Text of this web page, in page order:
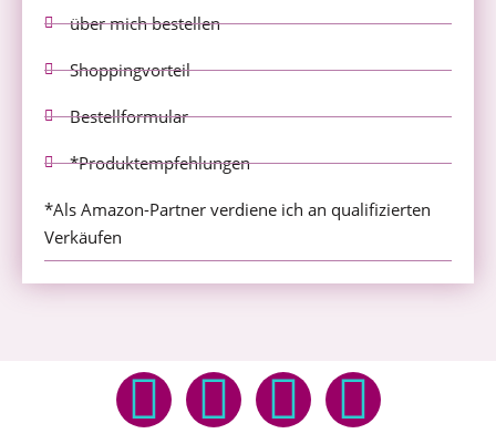
über mich bestellen
Shoppingvorteil
Bestellformular
*Produktempfehlungen
*Als Amazon-Partner verdiene ich an qualifizierten
Verkäufen